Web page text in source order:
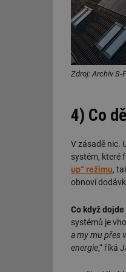
Zdroj: Archiv S-
4) Co
V zásadě nic.
systém, které
up“ režimu,
obnoví
Co když
systémů je
a my mu přes
energie,“ říká